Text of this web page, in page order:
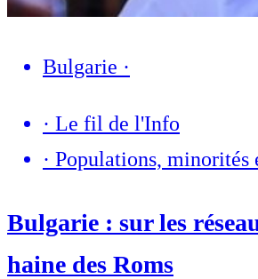
Bulgarie ·
· Le fil de l'Info
· Populations, minorités
Bulgarie : sur les
haine des Roms